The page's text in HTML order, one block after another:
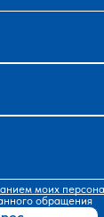
моих
обращения